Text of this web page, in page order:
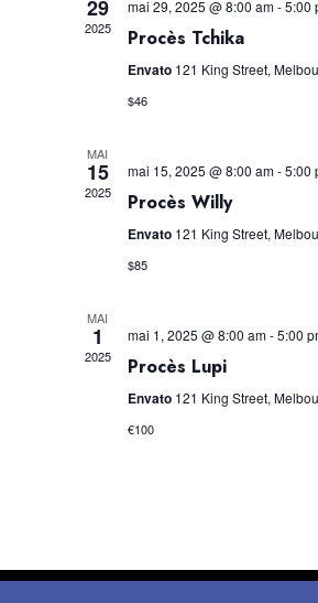
29
2025
mai 29, 2025 @ 8:00 am-5:00
Procès Tchika
Envato 121 King Street,
$46
MAI
15
2025
mai 15, 2025 @ 8:00 am-5:00
Procès Willy
Envato 121 King Street,
$85
MAI
1
2025
mai 1, 2025 @ 8:00 am-5:00
Procès Lupi
Envato 121 King Street,
€100